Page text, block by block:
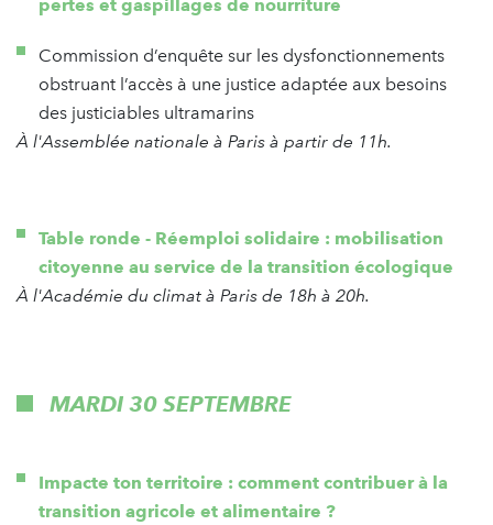
pertes et gaspillages de nourriture
Commission d’enquête sur les dysfonctionnements
obstruant l’accès à une justice adaptée aux besoins
des justiciables ultramarins
À l'Assemblée nationale à Paris à partir de 11h.
Table ronde - Réemploi solidaire : mobilisation
citoyenne au service de la transition écologique
À l'Académie du climat à Paris de 18h à 20h.
MARDI 30 SEPTEMBRE
Impacte ton territoire : comment contribuer à la
transition agricole et alimentaire ?